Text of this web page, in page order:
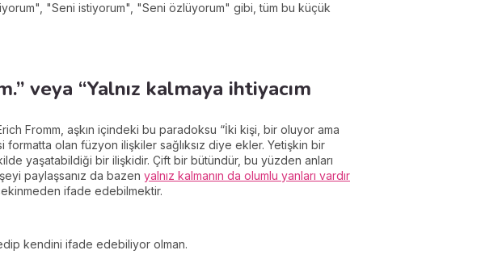
"Seni istiyorum", "Seni özlüyorum" gibi, tüm bu küçük
veya “Yalnız kalmaya ihtiyacım
Fromm, aşkın içindeki bu paradoksu “İki kişi, bir oluyor ama
olan füzyon ilişkiler sağlıksız diye ekler. Yetişkin bir
yaşatabildiği bir ilişkidir. Çift bir bütündür, bu yüzden anları
paylaşsanız da bazen yalnız kalmanın da olumlu yanları vardır
ifade edebilmektir.
kendini ifade edebiliyor olman.